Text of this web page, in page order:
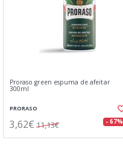
Proraso green espuma de afeitar
300ml
PRORASO
3,62€ 11,13€ - 67%